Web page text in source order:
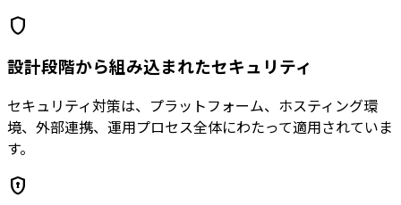
shield
設計段階から組み込まれたセキュリティ
セキュリティ対策は、プラットフォーム、ホスティング環
境、外部連携、運用プロセス全体にわたって適用されていま
す。
encrypted